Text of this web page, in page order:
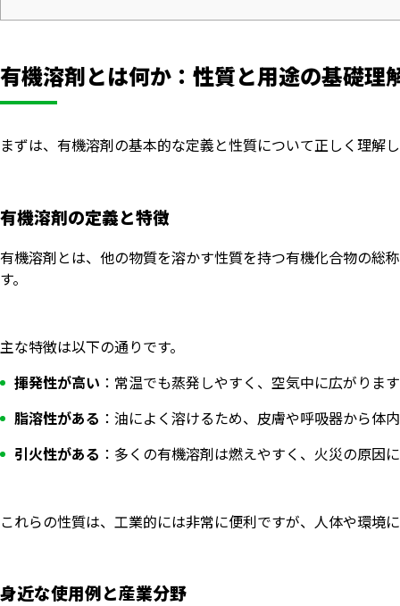
有機溶剤とは何か：性質と用途の基礎理
まずは、有機溶剤の基本的な定義と性質について正しく理解
有機溶剤の定義と特徴
有機溶剤とは、他の物質を溶かす性質を持つ有機化合物の総
す。
主な特徴は以下の通りです。
揮発性が高い ：常温でも蒸発しやすく、空気中に広がります
脂溶性がある ：油によく溶けるため、皮膚や呼吸器から体
引火性がある ：多くの有機溶剤は燃えやすく、火災の原因
これらの性質は、工業的には非常に便利ですが、人体や環境
身近な使用例と産業分野